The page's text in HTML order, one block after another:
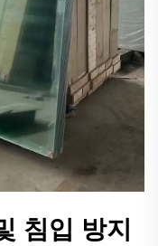
침입 방지